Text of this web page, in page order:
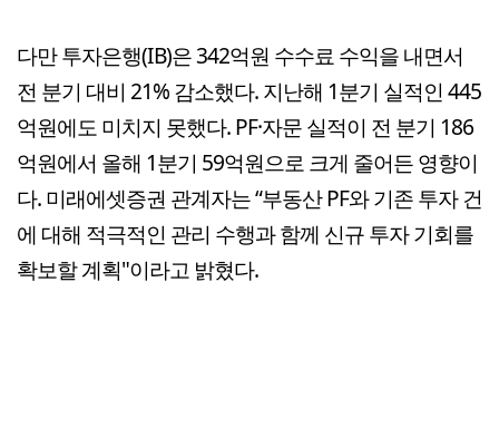
다만 투자은행(IB)은 342억원 수수료 수익을 내면서
전 분기 대비 21% 감소했다. 지난해 1분기 실적인 445
억원에도 미치지 못했다. PF·자문 실적이 전 분기 186
억원에서 올해 1분기 59억원으로 크게 줄어든 영향이
다. 미래에셋증권 관계자는 “부동산 PF와 기존 투자 건
에 대해 적극적인 관리 수행과 함께 신규 투자 기회를
확보할 계획"이라고 밝혔다.